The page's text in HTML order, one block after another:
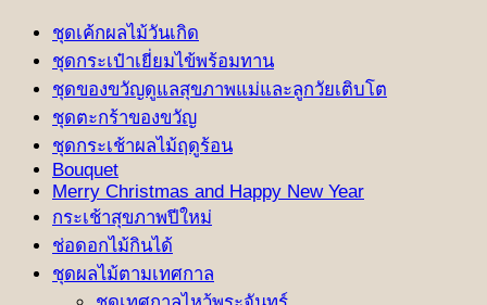
ชุดเค้กผลไม้วันเกิด
ชุดกระเป๋าเยี่ยมไข้พร้อมทาน
ชุดของขวัญดูแลสุขภาพแม่และลูกวัยเติบโต
ชุดตะกร้าของขวัญ
ชุดกระเช้าผลไม้ฤดูร้อน
Bouquet
Merry Christmas and Happy New Year
กระเช้าสุขภาพปีใหม่
ช่อดอกไม้กินได้
ชุดผลไม้ตามเทศกาล